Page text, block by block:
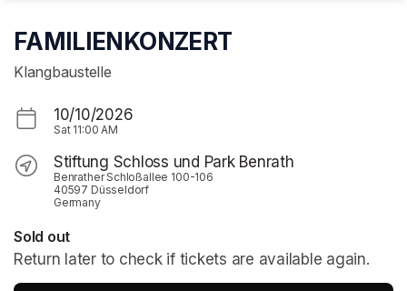
FAMILIENKONZERT
Klangbaustelle
10/10/2026
Sat 11:00 AM
Stiftung Schloss und Park Benrath
Benrather Schloßallee 100-106
40597 Düsseldorf
Germany
Sold out
Return later to check if tickets are available again.